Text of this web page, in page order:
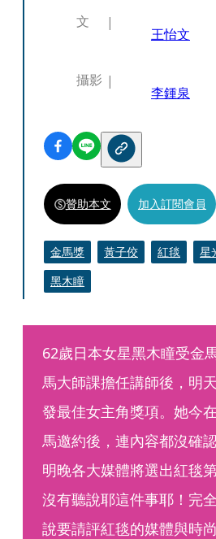
文
王怡文
攝影
李鍾泉
贊助本文 加入訂閱會員
金馬獎 黃子佼 紅毯 星
黑木瞳
62歲日本女星黑木瞳受金
馬大師課擔任講師後，明
發最佳女主角獎項。她今
馬邀約後，連內容都沒確
明晚各大媒體將選出紅毯
沒有聽說耶這件事耶！完
說要請評紅毯的媒體與時